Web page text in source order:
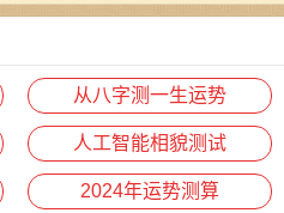
从八字测一生运势
人工智能相貌测试
2024年运势测算